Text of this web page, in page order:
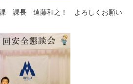
課長 遠藤和之！ よろしくお願い